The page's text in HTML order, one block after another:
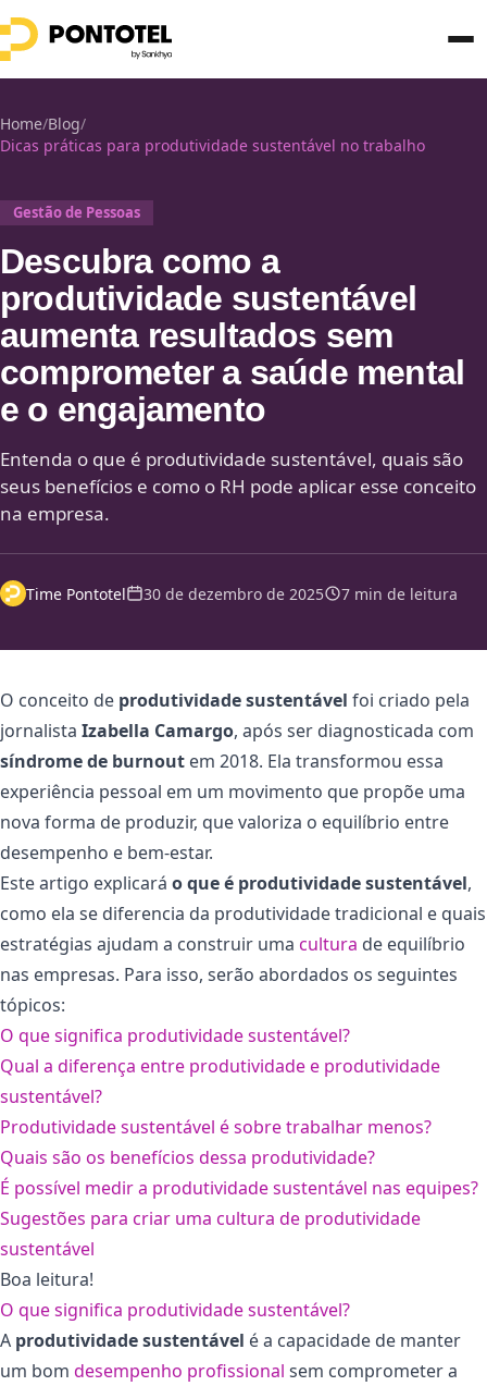
Home/Blog/
Dicas práticas para produtividade sustentável no trabalho
Gestão de Pessoas
Descubra como a
produtividade sustentável
aumenta resultados sem
comprometer a saúde mental
e o engajamento
Entenda o que é produtividade sustentável, quais são
seus benefícios e como o RH pode aplicar esse conceito
na empresa.
Time Pontotel 30 de dezembro de 2025 7 min de leitura
O conceito de produtividade sustentável foi criado pela
jornalista Izabella Camargo, após ser diagnosticada com
síndrome de burnout em 2018. Ela transformou essa
experiência pessoal em um movimento que propõe uma
nova forma de produzir, que valoriza o equilíbrio entre
desempenho e bem-estar.
Este artigo explicará o que é produtividade sustentável,
como ela se diferencia da produtividade tradicional e quais
estratégias ajudam a construir uma cultura de equilíbrio
nas empresas. Para isso, serão abordados os seguintes
tópicos:
O que significa produtividade sustentável?
Qual a diferença entre produtividade e produtividade
sustentável?
Produtividade sustentável é sobre trabalhar menos?
Quais são os benefícios dessa produtividade?
É possível medir a produtividade sustentável nas equipes?
Sugestões para criar uma cultura de produtividade
sustentável
Boa leitura!
O que significa produtividade sustentável?
A produtividade sustentável é a capacidade de manter
um bom desempenho profissional sem comprometer a